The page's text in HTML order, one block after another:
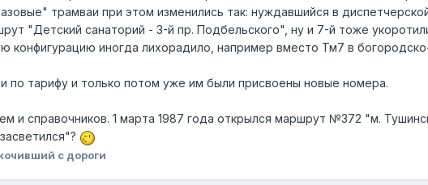
трамваи при этом изменились так: нуждавшийся в
"Детский санаторий - 3-й пр. Подбельского", ну и 7-й тоже
конфигурацию иногда лихорадило, например вместо Тм7 в
по тарифу и только потом уже им были присвоены новые номера.
и справочников. 1 марта 1987 года открылся маршрут №372 "м.
с дороги